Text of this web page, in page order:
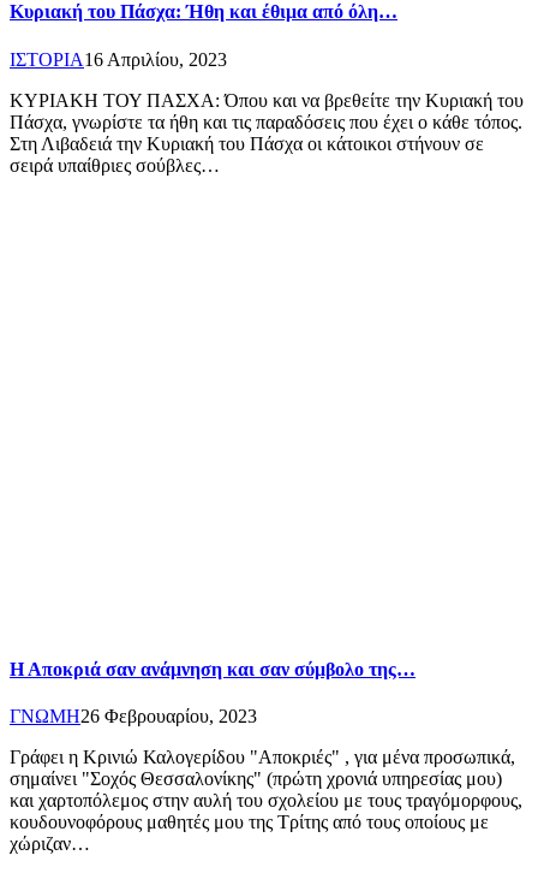
Κυριακή του Πάσχα: Ήθη και έθιμα από όλη…
ΙΣΤΟΡΙΑ16 Απριλίου, 2023
ΚΥΡΙΑΚΗ ΤΟΥ ΠΑΣΧΑ: Όπου και να βρεθείτε την Κυριακή του
Πάσχα, γνωρίστε τα ήθη και τις παραδόσεις που έχει ο κάθε τόπος.
Στη Λιβαδειά την Κυριακή του Πάσχα οι κάτοικοι στήνουν σε
σειρά υπαίθριες σούβλες…
Η Αποκριά σαν ανάμνηση και σαν σύμβολο της…
ΓΝΩΜΗ26 Φεβρουαρίου, 2023
Γράφει η Κρινιώ Καλογερίδου "Αποκριές" , για μένα προσωπικά,
σημαίνει "Σοχός Θεσσαλονίκης" (πρώτη χρονιά υπηρεσίας μου)
και χαρτοπόλεμος στην αυλή του σχολείου με τους τραγόμορφους,
κουδουνοφόρους μαθητές μου της Τρίτης από τους οποίους με
χώριζαν…